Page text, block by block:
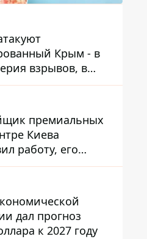
Крым - в
взрывов, в
пожар
премиальных
Киева
работу, его
сбежали из
- Bihus.info
дал прогноз
к 2027 году